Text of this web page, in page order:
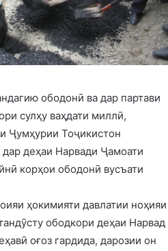
ободонӣ ва дар партави
сулҳу ваҳдати миллӣ,
Ҷумҳурии Тоҷикистон
деҳаи Нарвади Ҷамоати
корҳои ободонӣ вусъати
ҳокимияти давлатии ноҳияи
ободкори деҳаи Нарвад
оғоз гардида, дарозии он